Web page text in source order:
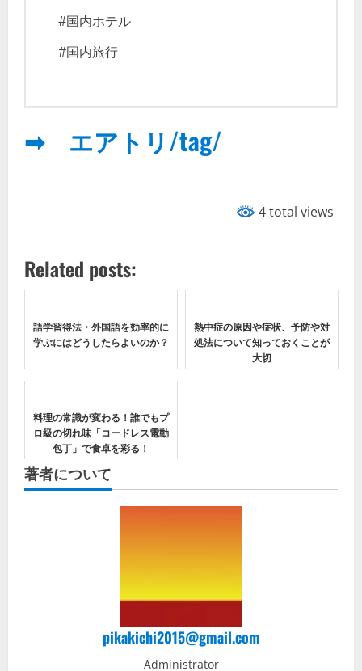
#国内ホテル
#国内旅行
➡ エアトリ/tag/
4 total views
Related posts:
語学習得法・外国語を効率的に
学ぶにはどうしたらよいのか？
熱中症の原因や症状、予防や対
処法について知っておくことが
大切
料理の常識が変わる！誰でもプ
ロ級の切れ味「コードレス電動
包丁」で食卓を彩る！
著者について
pikakichi2015@gmail.com
Administrator